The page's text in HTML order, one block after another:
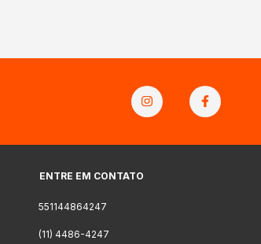
ENTRE EM CONTATO
551144864247
(11) 4486-4247